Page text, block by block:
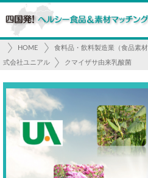
HOME 食料品・飲料製造業（食品素
式会社ユニアル クマイザサ由来乳酸菌